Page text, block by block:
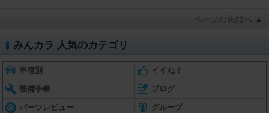
ページの先頭へ ▲
みんカラ 人気のカテゴリ
車種別 イイね！
整備手帳 ブログ
パーツレビュー グループ